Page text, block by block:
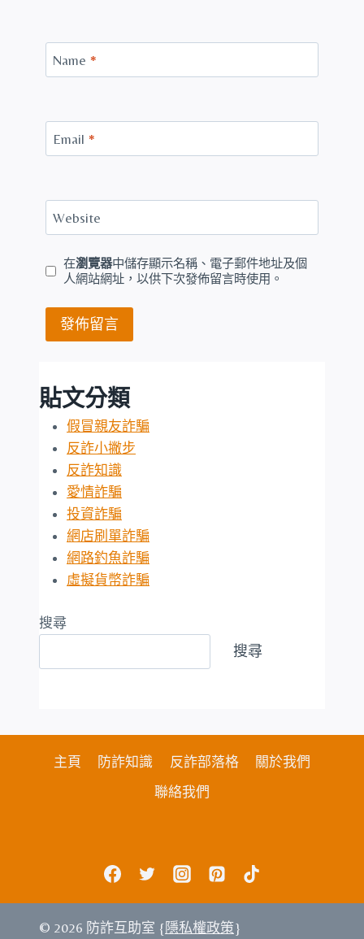
Name *
Email *
Website
在瀏覽器中儲存顯示名稱、電子郵件地址及個
人網站網址，以供下次發佈留言時使用。
貼文分類
假冒親友詐騙
反詐小撇步
反詐知識
愛情詐騙
投資詐騙
網店刷單詐騙
網路釣魚詐騙
虛擬貨幣詐騙
搜尋
搜尋
主頁 防詐知識 反詐部落格
關於我們
聯絡我們
© 2026 防詐互助室 { 隱私權政策}